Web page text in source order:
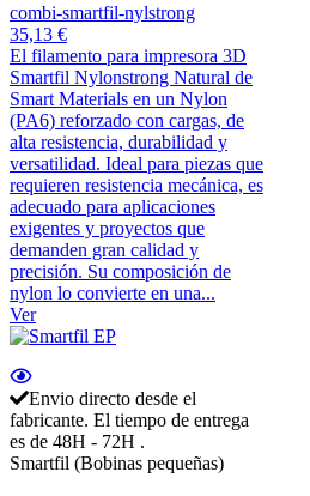
combi-smartfil-nylstrong
35,13 €
El filamento para impresora 3D
Smartfil Nylonstrong Natural de
Smart Materials en un Nylon
(PA6) reforzado con cargas, de
alta resistencia, durabilidad y
versatilidad. Ideal para piezas que
requieren resistencia mecánica, es
adecuado para aplicaciones
exigentes y proyectos que
demanden gran calidad y
precisión. Su composición de
nylon lo convierte en una...
Ver
Envio directo desde el
fabricante. El tiempo de entrega
es de 48H - 72H .
Smartfil (Bobinas pequeñas)